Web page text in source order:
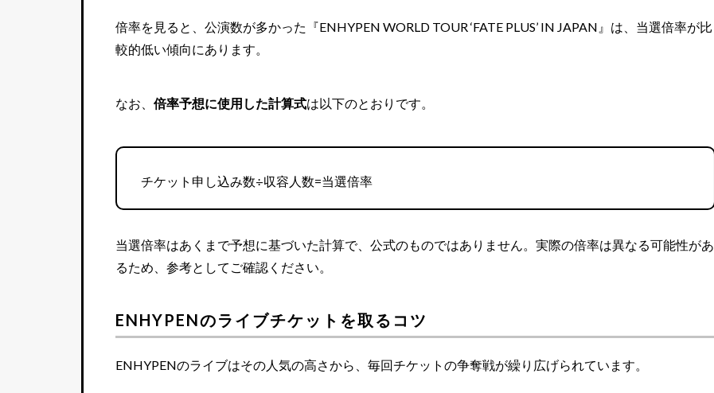
倍率を見ると、公演数が多かった『ENHYPEN WORLD TOUR ‘FATE PLUS’ IN JAPAN』は、当選倍率が比
較的低い傾向にあります。
なお、 倍率予想に使用した計算式は以下のとおりです。
チケット申し込み数÷収容人数=当選倍率
当選倍率はあくまで予想に基づいた計算で、公式のものではありません。実際の倍率は異なる可能性があ
るため、参考としてご確認ください。
ENHYPENのライブチケットを取るコツ
ENHYPENのライブはその人気の高さから、毎回チケットの争奪戦が繰り広げられています。